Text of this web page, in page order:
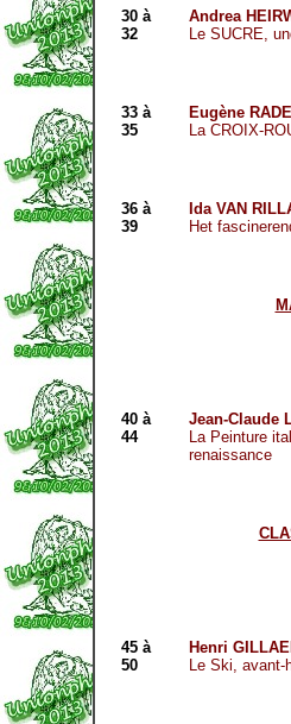
30 à
32
Andrea
Le SUCRE,
33 à
35
Eugène
La CROIX-
36 à
39
Ida VAN
Het
40 à
44
Jean-Claude
La Peinture
renaissance
45 à
50
Henri
Le Ski, avant-